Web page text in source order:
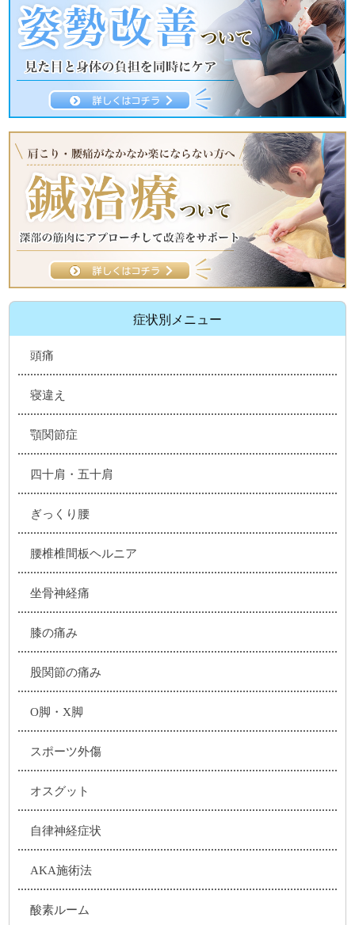
症状別メニュー
頭痛
寝違え
顎関節症
四十肩・五十肩
ぎっくり腰
腰椎椎間板ヘルニア
坐骨神経痛
膝の痛み
股関節の痛み
O脚・X脚
スポーツ外傷
オスグット
自律神経症状
AKA施術法
酸素ルーム